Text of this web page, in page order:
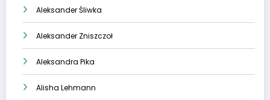
Aleksander Śliwka
Aleksander Zniszczoł
Aleksandra Pika
Alisha Lehmann